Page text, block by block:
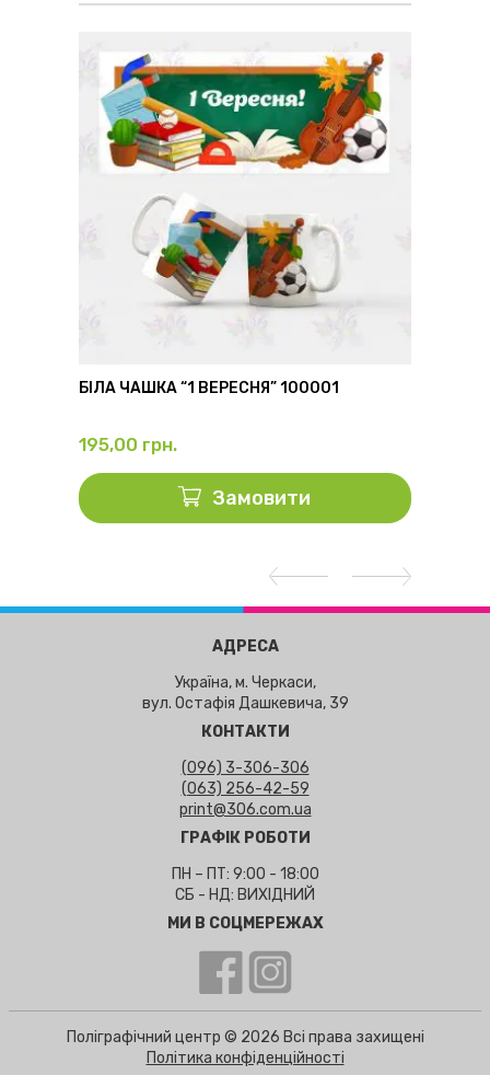
БІЛА ЧАШКА “1 ВЕРЕСНЯ” 100001
195,00 грн.
Замовити
АДРЕСА
Україна, м. Черкаси,
вул. Остафія Дашкевича, 39
КОНТАКТИ
(096) 3-306-306
(063) 256-42-59
print@306.com.ua
ГРАФІК РОБОТИ
ПН – ПТ: 9:00 - 18:00
СБ - НД: ВИХІДНИЙ
МИ В СОЦМЕРЕЖАХ
Поліграфічний центр © 2026 Всі права захищені
Політика конфіденційності